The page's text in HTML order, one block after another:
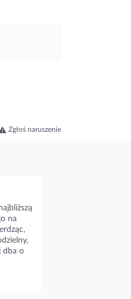
Zgłoś naruszenie
na
dba o